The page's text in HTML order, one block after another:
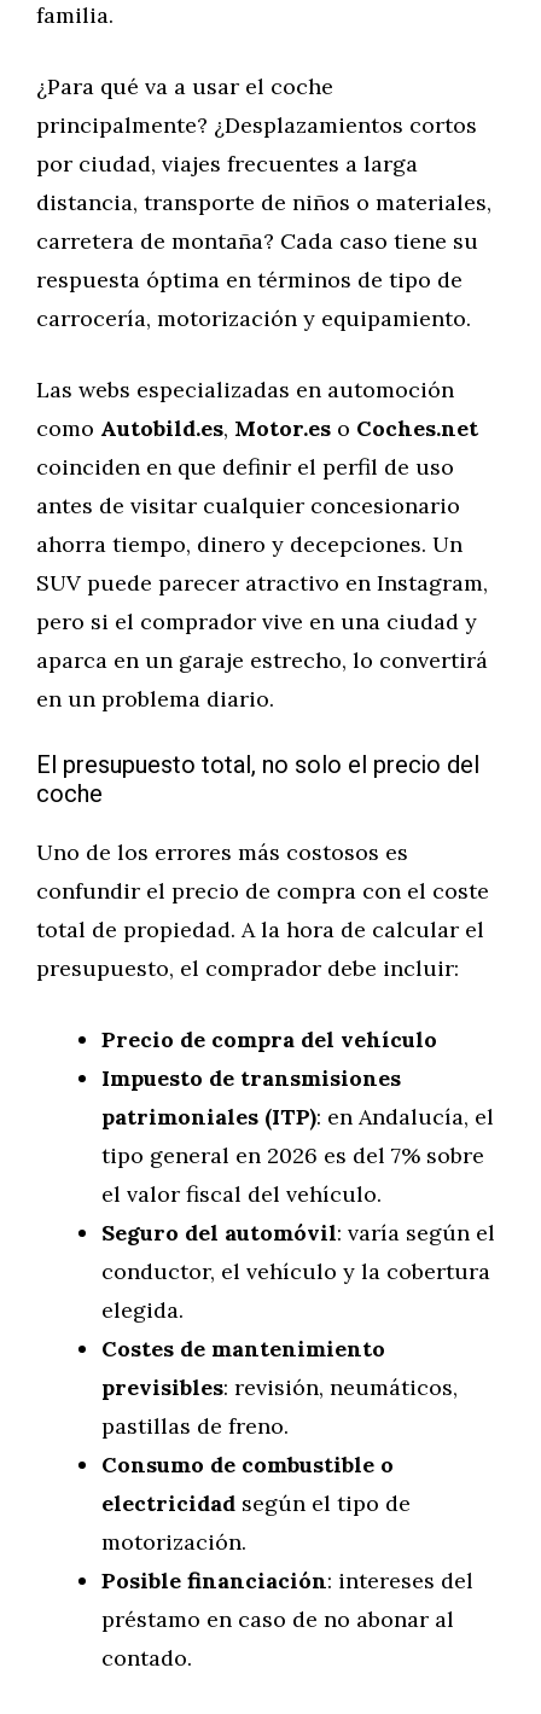
familia.
¿Para qué va a usar el coche
principalmente? ¿Desplazamientos cortos
por ciudad, viajes frecuentes a larga
distancia, transporte de niños o materiales,
carretera de montaña? Cada caso tiene su
respuesta óptima en términos de tipo de
carrocería, motorización y equipamiento.
Las webs especializadas en automoción
como Autobild.es, Motor.es o Coches.net
coinciden en que definir el perfil de uso
antes de visitar cualquier concesionario
ahorra tiempo, dinero y decepciones. Un
SUV puede parecer atractivo en Instagram,
pero si el comprador vive en una ciudad y
aparca en un garaje estrecho, lo convertirá
en un problema diario.
El presupuesto total, no solo el precio del
coche
Uno de los errores más costosos es
confundir el precio de compra con el coste
total de propiedad. A la hora de calcular el
presupuesto, el comprador debe incluir:
Precio de compra del vehículo
Impuesto de transmisiones
patrimoniales (ITP): en Andalucía, el
tipo general en 2026 es del 7% sobre
el valor fiscal del vehículo.
Seguro del automóvil: varía según el
conductor, el vehículo y la cobertura
elegida.
Costes de mantenimiento
previsibles: revisión, neumáticos,
pastillas de freno.
Consumo de combustible o
electricidad según el tipo de
motorización.
Posible financiación: intereses del
préstamo en caso de no abonar al
contado.